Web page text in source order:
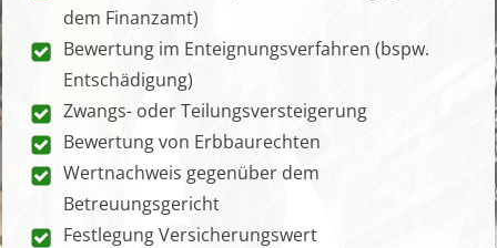
dem Finanzamt)
Bewertung im Enteignungsverfahren (bspw.
Entschädigung)
Zwangs- oder Teilungsversteigerung
Bewertung von Erbbaurechten
Wertnachweis gegenüber dem
Betreuungsgericht
Festlegung Versicherungswert